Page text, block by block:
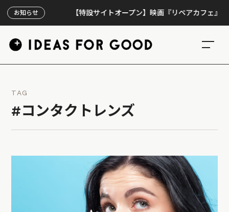
お知らせ 【特設サイトオープン】映画『リペアカフェ』、上映
TAG
#コンタクトレンズ